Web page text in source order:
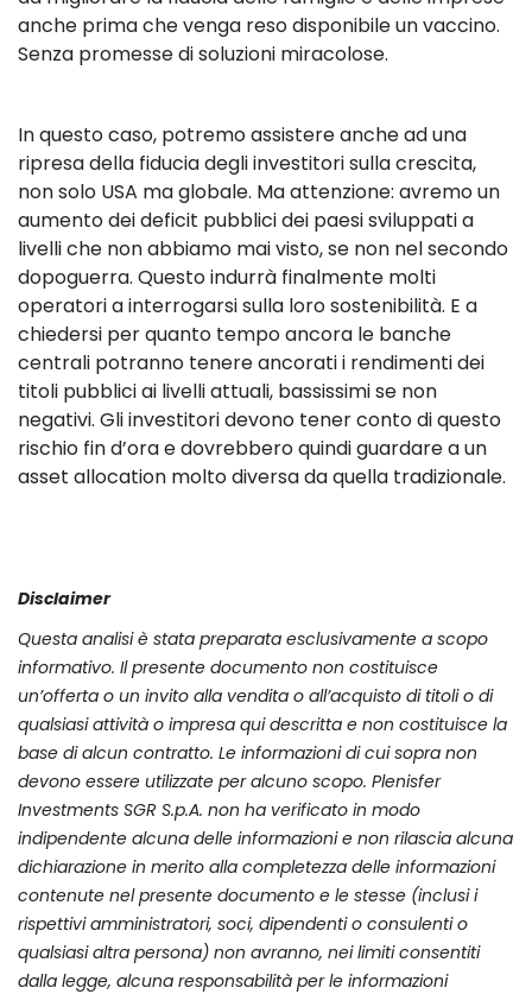
anche prima che venga reso disponibile un vaccino.
Senza promesse di soluzioni miracolose.
In questo caso, potremo assistere anche ad una
ripresa della fiducia degli investitori sulla crescita,
non solo USA ma globale. Ma attenzione: avremo un
aumento dei deficit pubblici dei paesi sviluppati a
livelli che non abbiamo mai visto, se non nel secondo
dopoguerra. Questo indurrà finalmente molti
operatori a interrogarsi sulla loro sostenibilità. E a
chiedersi per quanto tempo ancora le banche
centrali potranno tenere ancorati i rendimenti dei
titoli pubblici ai livelli attuali, bassissimi se non
negativi. Gli investitori devono tener conto di questo
rischio fin d’ora e dovrebbero quindi guardare a un
asset allocation molto diversa da quella tradizionale.
Disclaimer
Questa analisi è stata preparata esclusivamente a scopo
informativo. Il presente documento non costituisce
un’offerta o un invito alla vendita o all’acquisto di titoli o di
qualsiasi attività o impresa qui descritta e non costituisce la
base di alcun contratto. Le informazioni di cui sopra non
devono essere utilizzate per alcuno scopo. Plenisfer
Investments SGR S.p.A. non ha verificato in modo
indipendente alcuna delle informazioni e non rilascia alcuna
dichiarazione in merito alla completezza delle informazioni
contenute nel presente documento e le stesse (inclusi i
rispettivi amministratori, soci, dipendenti o consulenti o
qualsiasi altra persona) non avranno, nei limiti consentiti
dalla legge, alcuna responsabilità per le informazioni